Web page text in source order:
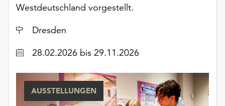
Westdeutschland vorgestellt.
Ort
Dresden
Datum28.02.2026 bis 29.11.2026
AUSSTELLUNGEN